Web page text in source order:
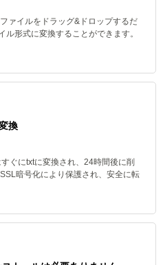
ァイルをドラッグ&ドロップするだ
形式に変換することができます。
換
ぐにtxtに変換され、24時間後に削
暗号化により保護され、安全に転